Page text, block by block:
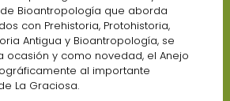
Bioantropología que aborda
con Prehistoria, Protohistoria,
Antigua y Bioantropología, se
ocasión y como novedad, el Anejo
al importante
La Graciosa.